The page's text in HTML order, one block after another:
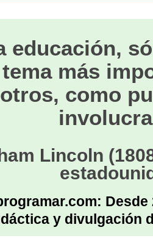
educación,
más
como
Lincoln
y divulgación